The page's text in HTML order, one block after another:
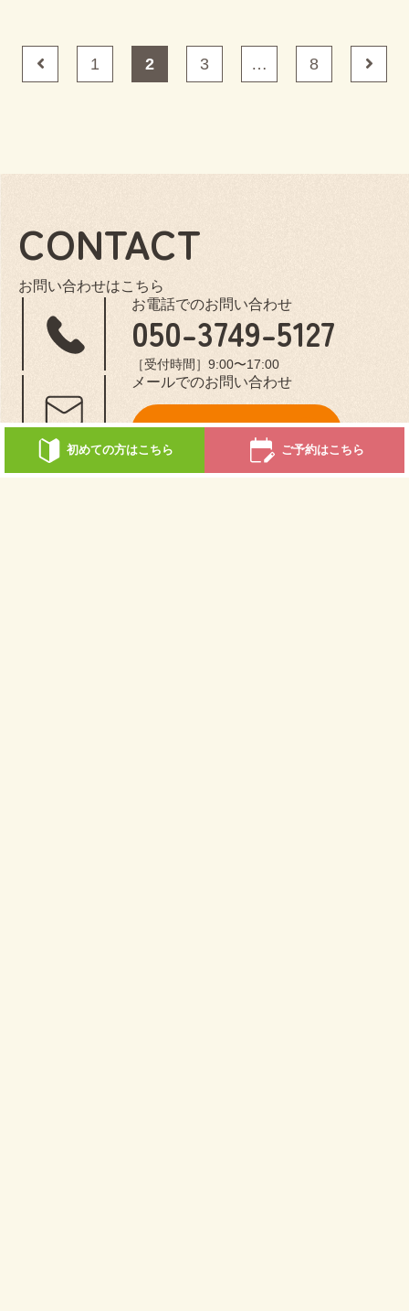
1 2 3 … 8
CONTACT
お問い合わせはこちら
お電話でのお問い合わせ
050-3749-5127
［受付時間］9:00〜17:00
メールでのお問い合わせ
メールフォームへ
初めての方はこちら ご予約はこちら